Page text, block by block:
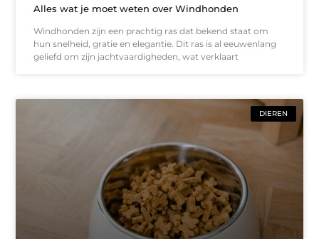
Alles wat je moet weten over Windhonden
Windhonden zijn een prachtig ras dat bekend staat om
hun snelheid, gratie en elegantie. Dit ras is al eeuwenlang
geliefd om zijn jachtvaardigheden, wat verklaart
DIEREN